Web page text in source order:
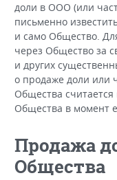
доли в ООО (или
письменно
и само Общество.
через Общество за
и других
о продаже доли или
Общества
Общества в момент
Продажа
Общества